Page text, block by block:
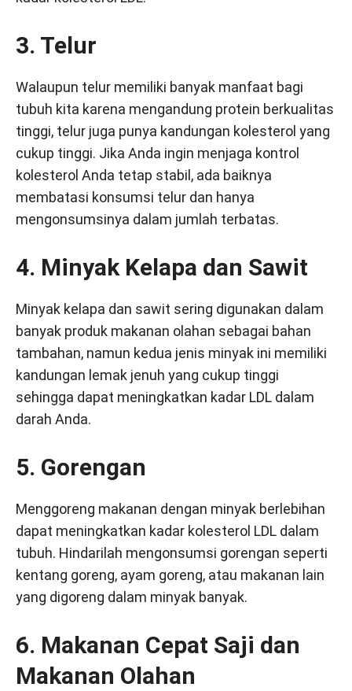
3. Telur
Walaupun telur memiliki banyak manfaat bagi
tubuh kita karena mengandung protein berkualitas
tinggi, telur juga punya kandungan kolesterol yang
cukup tinggi. Jika Anda ingin menjaga kontrol
kolesterol Anda tetap stabil, ada baiknya
membatasi konsumsi telur dan hanya
mengonsumsinya dalam jumlah terbatas.
4. Minyak Kelapa dan Sawit
Minyak kelapa dan sawit sering digunakan dalam
banyak produk makanan olahan sebagai bahan
tambahan, namun kedua jenis minyak ini memiliki
kandungan lemak jenuh yang cukup tinggi
sehingga dapat meningkatkan kadar LDL dalam
darah Anda.
5. Gorengan
Menggoreng makanan dengan minyak berlebihan
dapat meningkatkan kadar kolesterol LDL dalam
tubuh. Hindarilah mengonsumsi gorengan seperti
kentang goreng, ayam goreng, atau makanan lain
yang digoreng dalam minyak banyak.
6. Makanan Cepat Saji dan
Makanan Olahan